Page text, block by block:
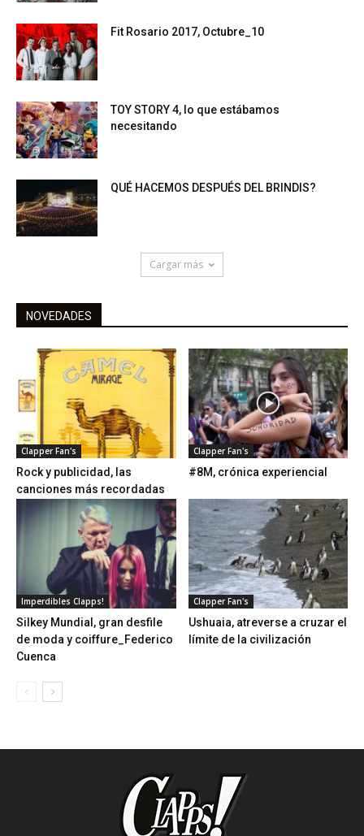
Fit Rosario 2017, Octubre_10
TOY STORY 4, lo que estábamos
necesitando
QUÉ HACEMOS DESPUÉS DEL BRINDIS?
Cargar más
NOVEDADES
Clapper Fan's
Rock y publicidad, las
canciones más recordadas
Clapper Fan's
#8M, crónica experiencial
Imperdibles Clapps!
Silkey Mundial, gran desfile
de moda y coiffure_Federico
Cuenca
Clapper Fan's
Ushuaia, atreverse a cruzar el
límite de la civilización